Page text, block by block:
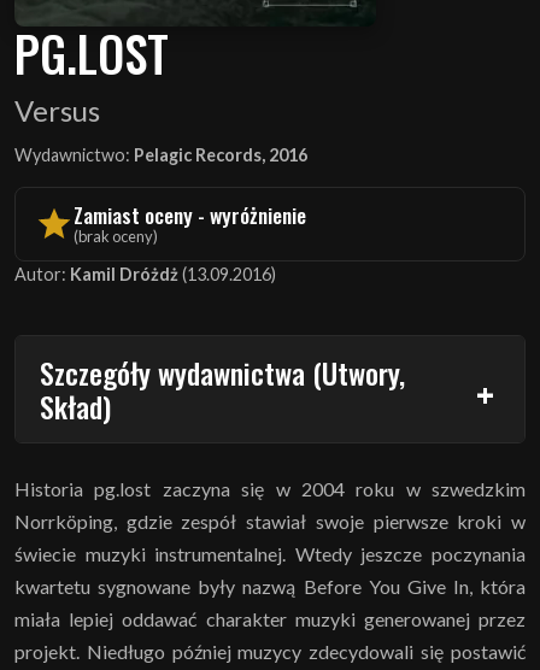
PG.LOST
Versus
Wydawnictwo: Pelagic Records, 2016
Zamiast oceny - wyróżnienie
(brak oceny)
Autor: Kamil Dróżdż(13.09.2016)
Szczegóły wydawnictwa (Utwory,
Skład)
Historia pg.lost zaczyna się w 2004 roku w szwedzkim
Norrköping, gdzie zespół stawiał swoje pierwsze kroki w
świecie muzyki instrumentalnej. Wtedy jeszcze poczynania
kwartetu sygnowane były nazwą Before You Give In, która
miała lepiej oddawać charakter muzyki generowanej przez
projekt. Niedługo później muzycy zdecydowali się postawić